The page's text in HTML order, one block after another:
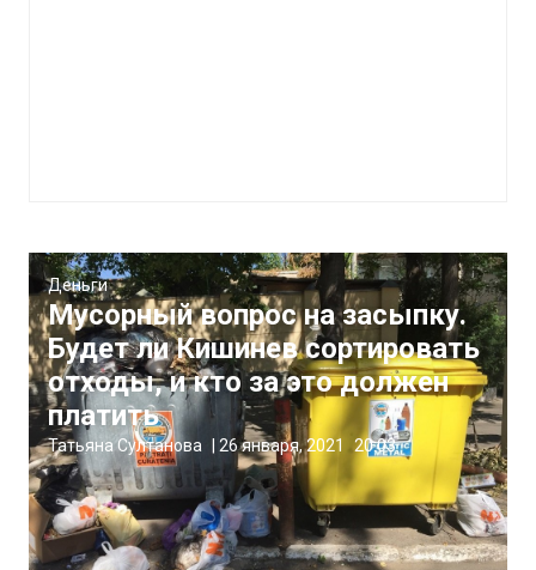
Деньги
Мусорный вопрос на засыпку.
Будет ли Кишинев сортировать
отходы, и кто за это должен
платить
Татьяна Султанова 26 января, 2021 20:03